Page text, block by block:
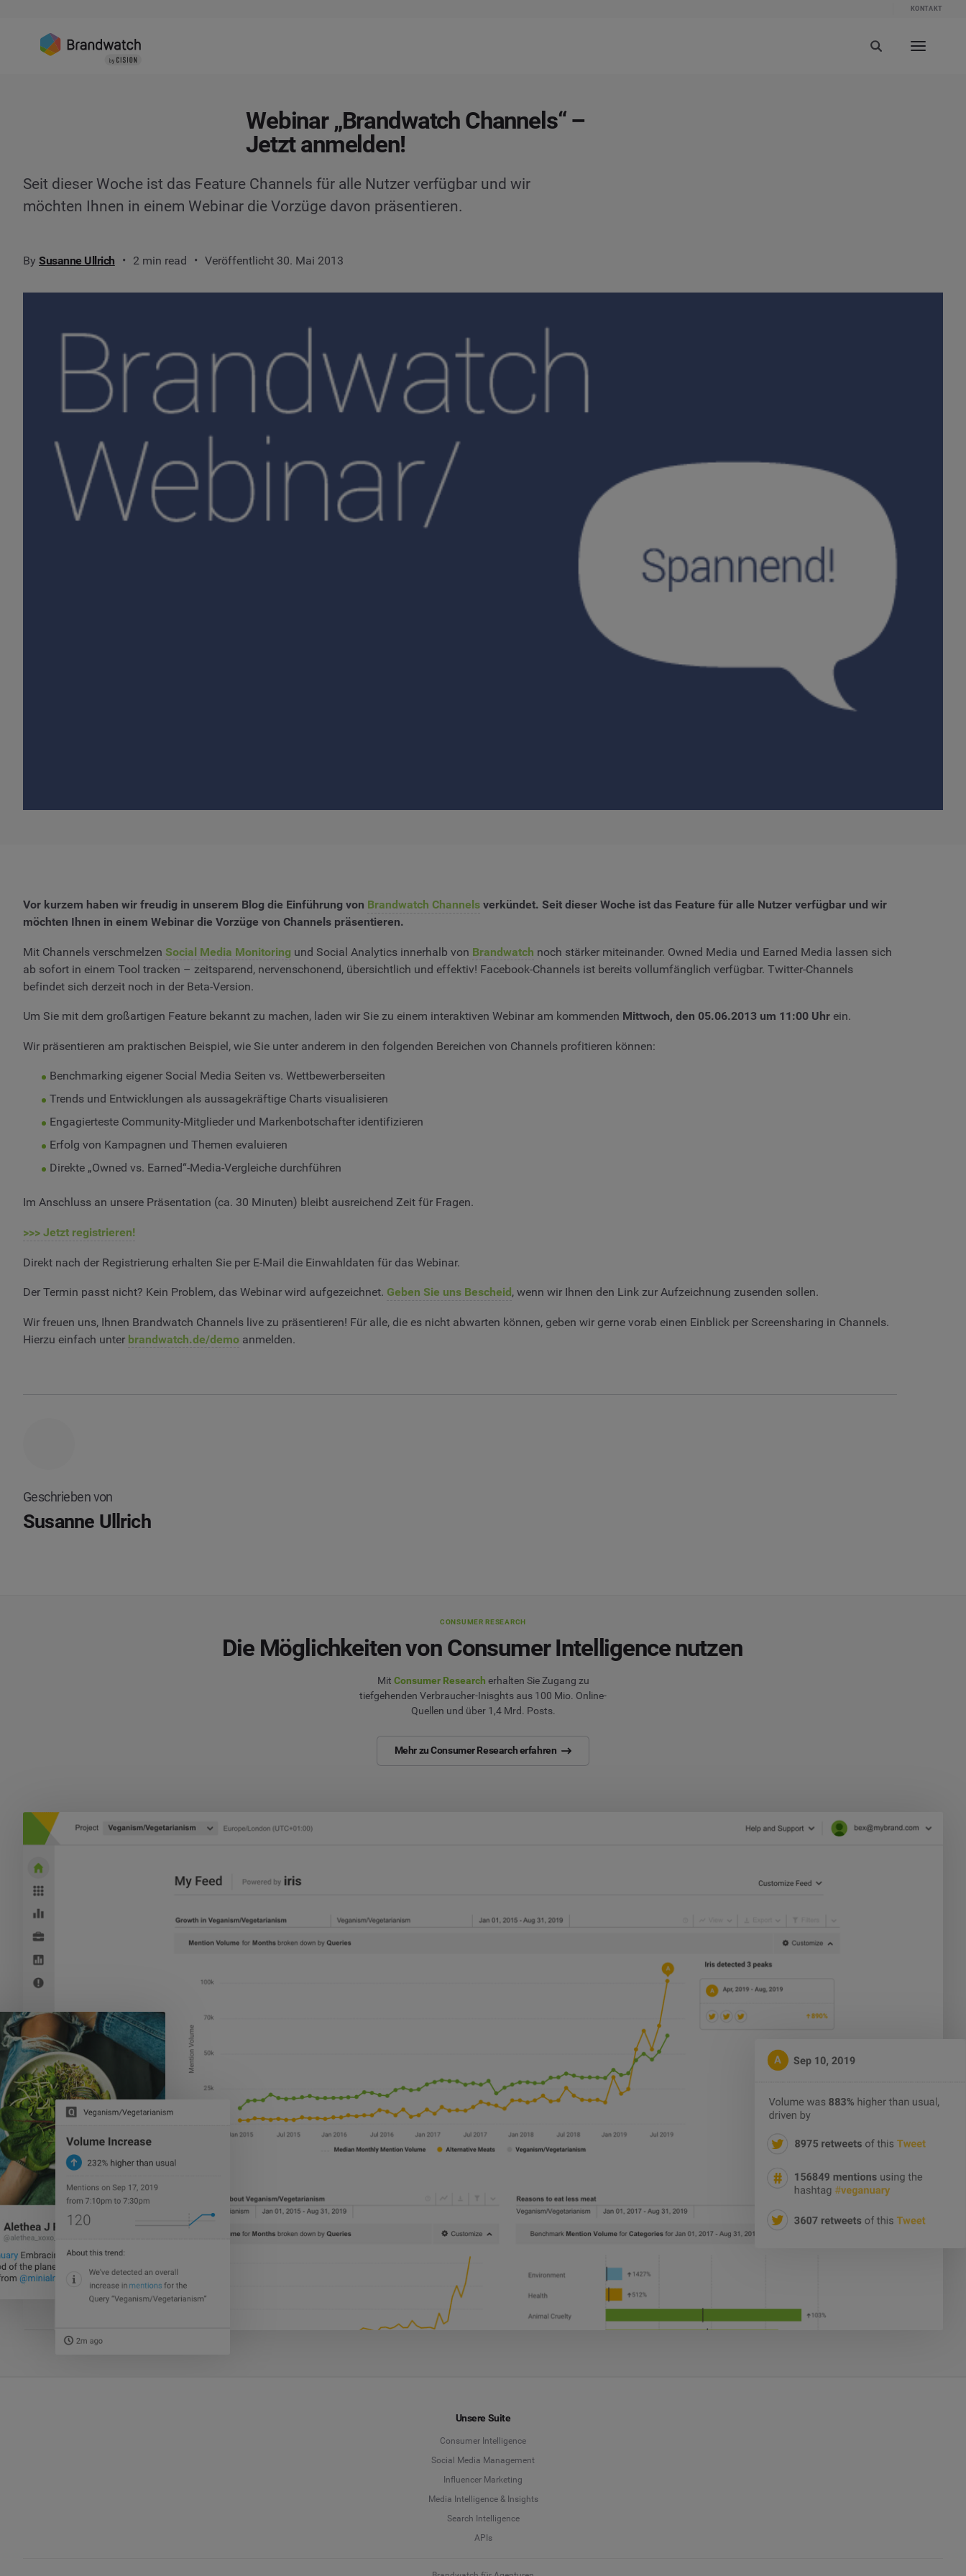
KONTAKT
Webinar „Brandwatch Channels“ –
Jetzt anmelden!
Seit dieser Woche ist das Feature Channels für alle Nutzer verfügbar und wir
möchten Ihnen in einem Webinar die Vorzüge davon präsentieren.
By Susanne Ullrich 2 min read Veröffentlicht 30. Mai 2013
Vor kurzem haben wir freudig in unserem Blog die Einführung von Brandwatch Channels verkündet. Seit dieser Woche ist das Feature für alle Nutzer verfügbar und wir
möchten Ihnen in einem Webinar die Vorzüge von Channels präsentieren.
Mit Channels verschmelzen Social Media Monitoring und Social Analytics innerhalb von Brandwatch noch stärker miteinander. Owned Media und Earned Media lassen sich
ab sofort in einem Tool tracken – zeitsparend, nervenschonend, übersichtlich und effektiv! Facebook-Channels ist bereits vollumfänglich verfügbar. Twitter-Channels
befindet sich derzeit noch in der Beta-Version.
Um Sie mit dem großartigen Feature bekannt zu machen, laden wir Sie zu einem interaktiven Webinar am kommenden Mittwoch, den 05.06.2013 um 11:00 Uhr ein.
Wir präsentieren am praktischen Beispiel, wie Sie unter anderem in den folgenden Bereichen von Channels profitieren können:
Benchmarking eigener Social Media Seiten vs. Wettbewerberseiten
Trends und Entwicklungen als aussagekräftige Charts visualisieren
Engagierteste Community-Mitglieder und Markenbotschafter identifizieren
Erfolg von Kampagnen und Themen evaluieren
Direkte „Owned vs. Earned“-Media-Vergleiche durchführen
Im Anschluss an unsere Präsentation (ca. 30 Minuten) bleibt ausreichend Zeit für Fragen.
>>> Jetzt registrieren!
Direkt nach der Registrierung erhalten Sie per E-Mail die Einwahldaten für das Webinar.
Der Termin passt nicht? Kein Problem, das Webinar wird aufgezeichnet. Geben Sie uns Bescheid , wenn wir Ihnen den Link zur Aufzeichnung zusenden sollen.
Wir freuen uns, Ihnen Brandwatch Channels live zu präsentieren! Für alle, die es nicht abwarten können, geben wir gerne vorab einen Einblick per Screensharing in Channels.
Hierzu einfach unter brandwatch.de/demo anmelden.
Geschrieben von
Susanne Ullrich
CONSUMER RESEARCH
Die Möglichkeiten von Consumer Intelligence nutzen
Mit Consumer Research erhalten Sie Zugang zu
tiefgehenden Verbraucher-Inisghts aus 100 Mio. Online-
Quellen und über 1,4 Mrd. Posts.
Mehr zu Consumer Research erfahren
Unsere Suite
Consumer Intelligence
Social Media Management
Influencer Marketing
Media Intelligence & Insights
Search Intelligence
APIs